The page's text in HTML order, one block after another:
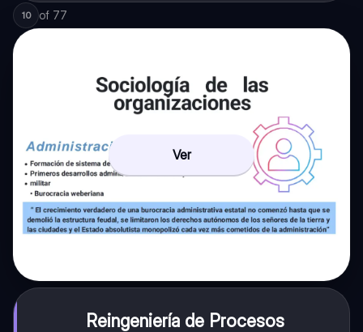
10 of 77
Ver
Reingeniería de Procesos